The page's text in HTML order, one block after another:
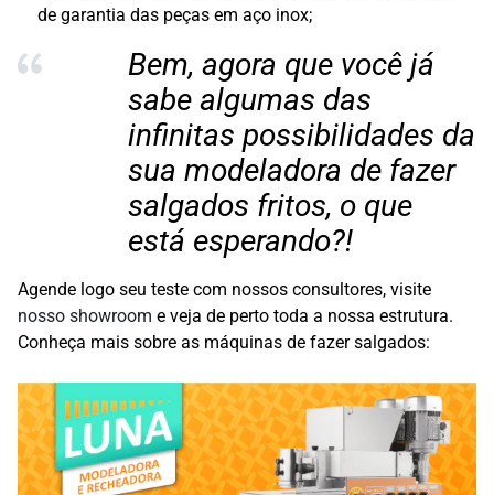
de garantia das peças em aço inox;
Bem, agora que você já
sabe algumas das
infinitas possibilidades da
sua modeladora de fazer
salgados fritos, o que
está esperando?!
Agende logo seu teste com nossos consultores, visite
nosso showroom e veja de perto toda a nossa estrutura.
Conheça mais sobre as máquinas de fazer salgados: